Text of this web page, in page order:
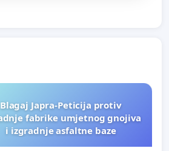
Blagaj Japra-Peticija protiv
fabrike umjetnog gnojiva
i izgradnje asfaltne baze